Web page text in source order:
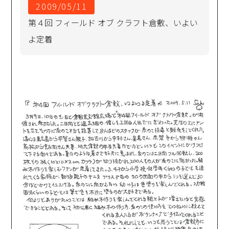
2009/05/11
第４回 フィールド オブ クラフト倉敷、いよい
よ定着